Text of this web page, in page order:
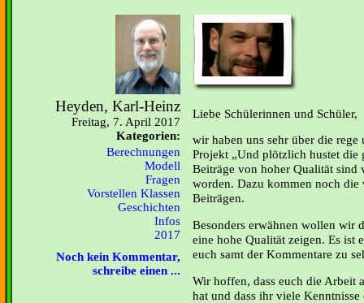
Heyden, Karl-Heinz
Freitag, 7. April 2017
Kategorien:
Berechnungen
Modell
Fragen
Vorstellen Klassen
Geschichten
Infos
2017
Noch kein Kommentar,
schreibe einen ...
Liebe Schülerinnen und Schüler,
wir haben uns sehr über die
Projekt „Und plötzlich hustet die
Beiträge von hoher Qualität sind
worden. Dazu kommen noch
Beiträgen.
Besonders erwähnen wollen
eine hohe Qualität zeigen. Es ist
euch samt der Kommentare zu
Wir hoffen, dass euch die Arbeit
hat und dass ihr viele